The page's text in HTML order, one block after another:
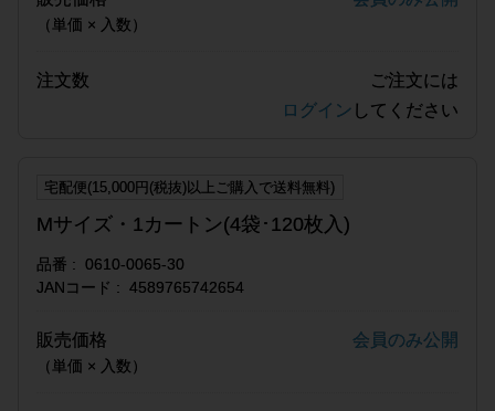
（単価 × 入数）
注文数
ご注文には
ログイン してください
宅配便(15,000円(税抜)以上ご購入で送料無料)
Mサイズ・1カートン(4袋･120枚入)
品番
0610-0065-30
JANコード
4589765742654
販売価格
（単価 × 入数）
会員のみ公開